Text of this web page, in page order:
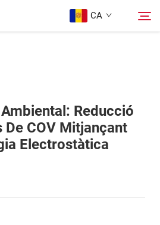
CA
Reducció
De COV Mitjançant
Electrostàtica